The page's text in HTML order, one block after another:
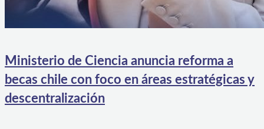
Ministerio de Ciencia anuncia reforma a
becas chile con foco en áreas estratégicas y
descentralización